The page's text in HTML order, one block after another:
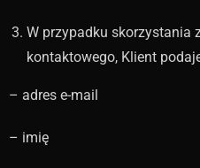
W przypadku skorzystania
kontaktowego, Klient
– adres e-mail
– imię